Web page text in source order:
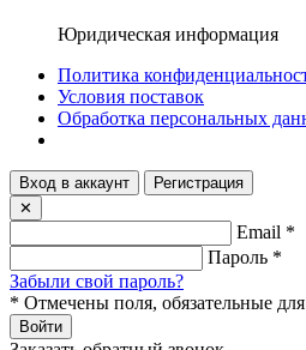
Юридическая информация
Политика
Условия поставок
Обработка персональных
Вход в аккаунт
Регистрация
✕
Email *
Пароль *
Забыли свой пароль?
* Отмечены поля, обязательные
Войти